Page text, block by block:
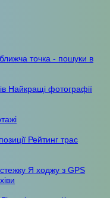
точка - пошуки в
Найкращі фотографії
Рейтинг трас
Я ходжу з GPS